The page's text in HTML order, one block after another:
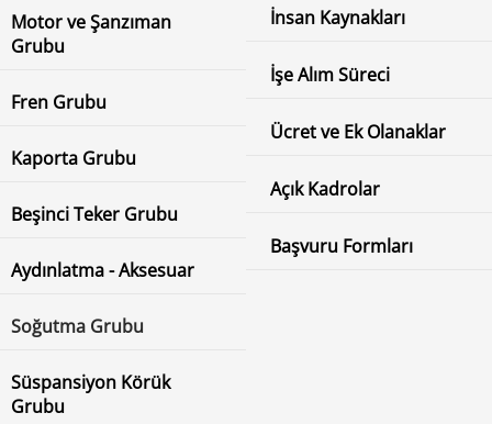
Motor ve Şanzıman
Grubu
Fren Grubu
Kaporta Grubu
Beşinci Teker Grubu
Aydınlatma - Aksesuar
Soğutma Grubu
Süspansiyon Körük
Grubu
İnsan Kaynakları
İşe Alım Süreci
Ücret ve Ek Olanaklar
Açık Kadrolar
Başvuru Formları